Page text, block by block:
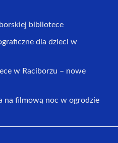
bibliotece
dla dzieci w
w Raciborzu – nowe
na filmową noc w ogrodzie